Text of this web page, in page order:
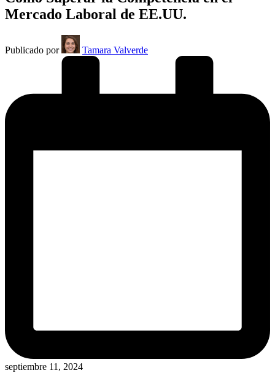
Mercado Laboral de EE.UU.
Publicado por Tamara Valverde
septiembre 11, 2024